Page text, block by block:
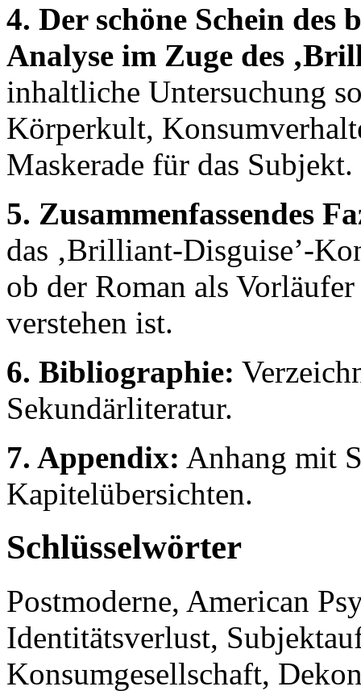
4. Der schöne Schein des
Analyse im Zuge des
inhaltliche Untersuchung
Körperkult,
Maskerade für das Subjekt.
5. Zusammenfassendes
das ‚Brilliant-Disguise’-
ob der Roman als
verstehen ist.
6. Bibliographie:
Sekundärliteratur.
7. Appendix: Anhang mit
Kapitelübersichten.
Schlüsselwörter
Postmoderne, American
Identitätsverlust,
Konsumgesellschaft,